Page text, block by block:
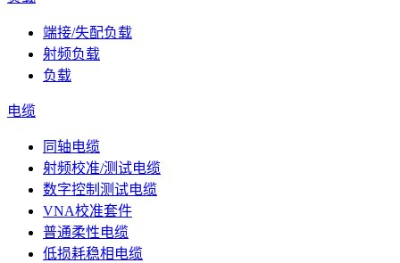
端接/失配负载
射频负载
负载
电缆
同轴电缆
射频校准/测试电缆
数字控制测试电缆
VNA校准套件
普通柔性电缆
低损耗稳相电缆